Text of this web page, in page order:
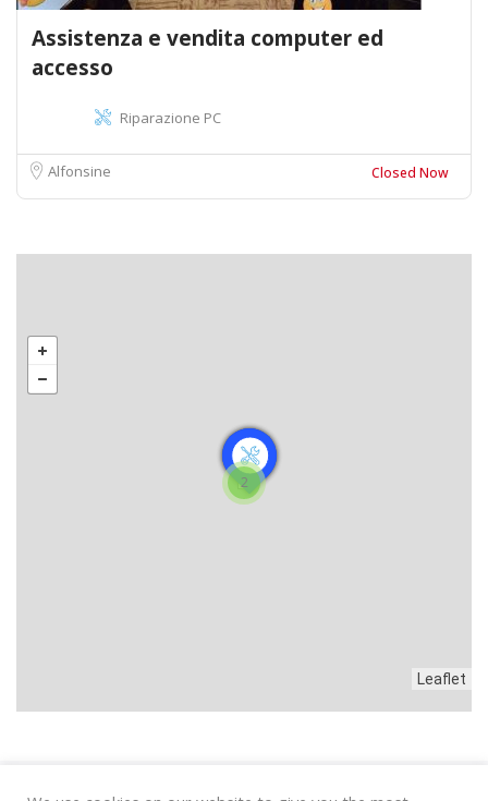
Assistenza e vendita computer ed
accesso
Riparazione PC
Alfonsine Closed Now
2
Leaflet